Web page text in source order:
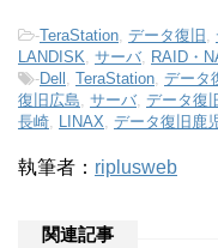
-TeraStation, データ復旧 ,
LANDISK, サーバ, RAID・
-Dell , TeraStation, データ
復旧広島, サーバ, データ復
長崎, LINAX, データ復旧鹿
執筆者： riplusweb
関連記事